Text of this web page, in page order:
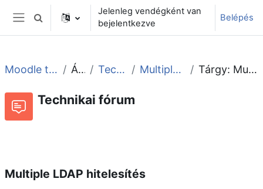
Tovább a fő tartalomhoz
Oldalpanel
Keresési bemeneti adatok váltása
Jelenleg vendégként van
bejelentkezve
Belépés
Moodle tudástár és fórum Általános Technikai fórum Multiple LDAP hitelesítés Tárgy: Multiple LDAP hitelesítés
Technikai fórum
Multiple LDAP hitelesítés